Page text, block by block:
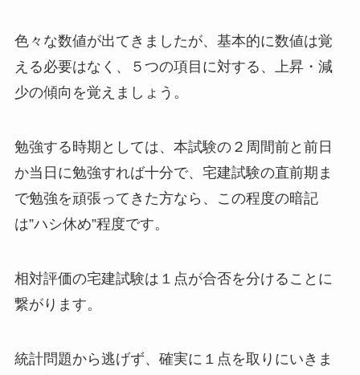
色々な数値が出てきましたが、基本的に数値は覚
える必要はなく、
５つの項目 に対する、上昇・減
少の傾向 を覚えましょう。
勉強する時期としては、本試験の２周間前と前日
か当日に勉強すれば十分で、宅建試験の直前期ま
で勉強を頑張ってきた方なら、この程度の暗記
は”ハシ休め”程度です。
相対評価の宅建試験は １点が合否を分けることに
繋がります。
統計問題から逃げず、確実に１点を取りにいきま